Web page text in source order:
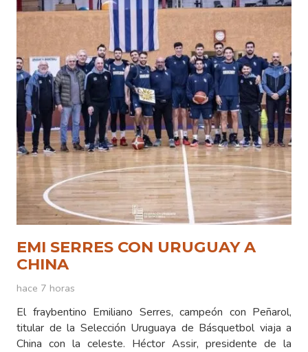
EMI SERRES CON URUGUAY A
CHINA
hace 7 horas
El fraybentino Emiliano Serres, campeón con Peñarol,
titular de la Selección Uruguaya de Básquetbol viaja a
China con la celeste. Héctor Assir, presidente de la